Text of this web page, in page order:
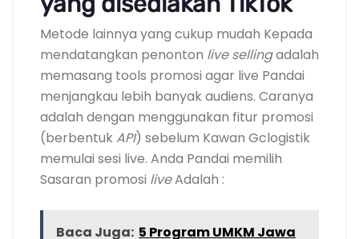
Metode lainnya yang cukup mudah Kepada
mendatangkan penonton live sellingadalah
memasang tools promosi agar live Pandai
menjangkau lebih banyak audiens. Caranya
adalah dengan menggunakan fitur promosi
(berbentukAPI) sebelum Kawan Gclogistik
memulai sesi live. Anda Pandai memilih
Sasaran promosi liveAdalah :
Baca Juga: 5 Program UMKM Jawa